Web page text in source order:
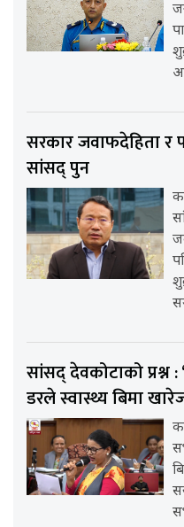
सरकार जवाफदेहिता र
सांसद् पुन
सांसद् देवकोटाको प्रश्न
डरले स्वास्थ्य बिमा